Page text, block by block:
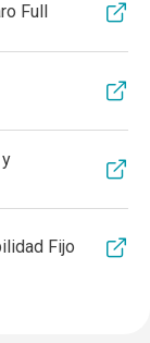
Full
Fijo